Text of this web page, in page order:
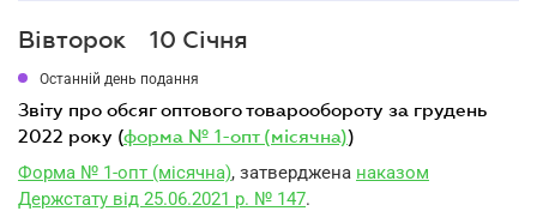
Вівторок 10 Січня
Останній день подання
звіту про обсяг оптового товарообороту за грудень
2022 року (форма № 1-опт (місячна))
Форма № 1-опт (місячна), затверджена наказом
Держстату від 25.06.2021 р. № 147.